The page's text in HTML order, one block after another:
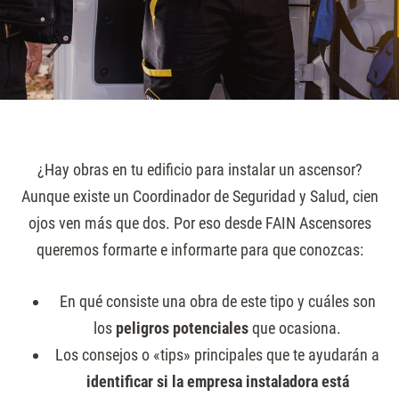
¿Hay obras en tu edificio para instalar un ascensor?
Aunque existe un Coordinador de Seguridad y Salud, cien
ojos ven más que dos. Por eso desde FAIN Ascensores
queremos formarte e informarte para que conozcas:
En qué consiste una obra de este tipo y cuáles son
los peligros potencialesque ocasiona.
Los consejos o «tips» principales que te ayudarán a
identificar si la empresa instaladora está